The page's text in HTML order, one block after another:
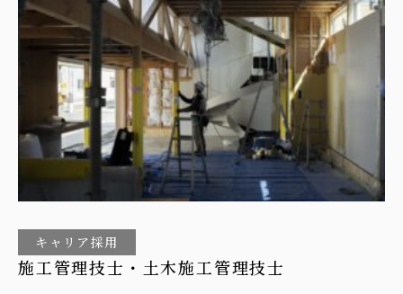
キャリア採用
施工管理技士・土木施工管理技士